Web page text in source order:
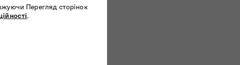
Перегляд сторінок
.